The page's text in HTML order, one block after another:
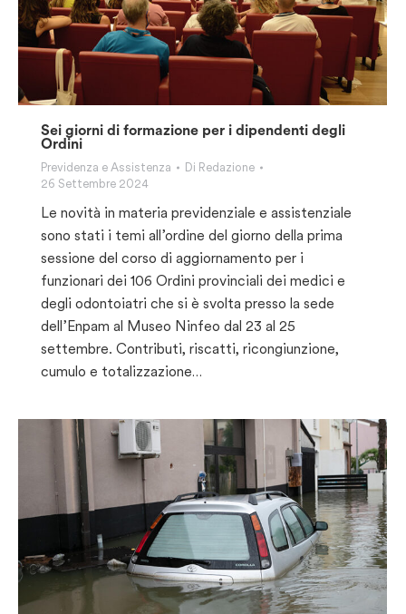
Sei giorni di formazione per i dipendenti degli
Ordini
Previdenza e Assistenza Di Redazione
26 Settembre 2024
Le novità in materia previdenziale e assistenziale
sono stati i temi all’ordine del giorno della prima
sessione del corso di aggiornamento per i
funzionari dei 106 Ordini provinciali dei medici e
degli odontoiatri che si è svolta presso la sede
dell’Enpam al Museo Ninfeo dal 23 al 25
settembre. Contributi, riscatti, ricongiunzione,
cumulo e totalizzazione…